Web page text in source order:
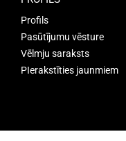
Profils
Pasūtījumu vēsture
Vēlmju saraksts
PIerakstīties jaunmiem